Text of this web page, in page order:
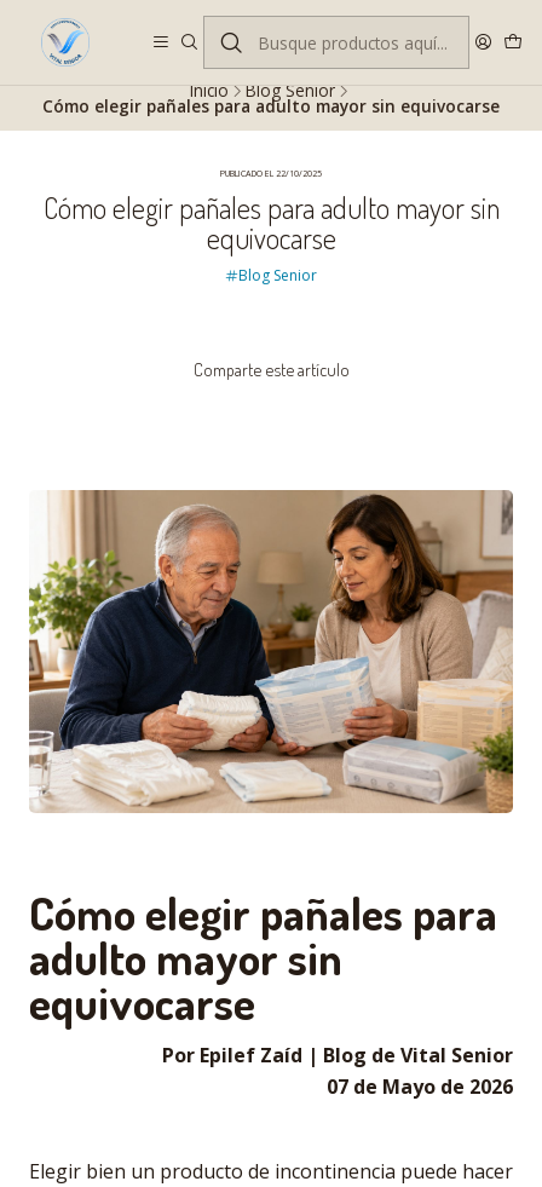
Despacho gratis en RM desde $100.000. Revisa las condiciones.
Inicio Blog Senior
Cómo elegir pañales para adulto mayor sin equivocarse
PUBLICADO EL 22/10/2025
Cómo elegir pañales para adulto mayor sin
equivocarse
Blog Senior
Comparte este artículo
Cómo elegir pañales para
adulto mayor sin
equivocarse
Por Epilef Zaíd | Blog de Vital Senior
07 de Mayo de 2026
Elegir bien un producto de incontinencia puede hacer